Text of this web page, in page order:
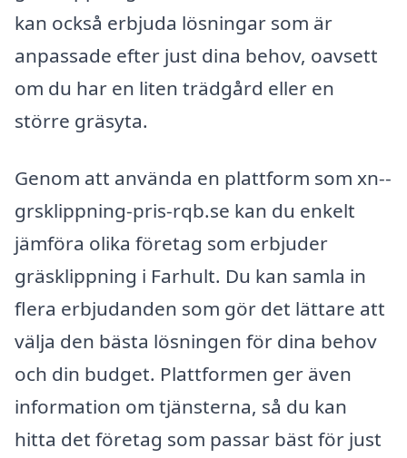
kan också erbjuda lösningar som är
anpassade efter just dina behov, oavsett
om du har en liten trädgård eller en
större gräsyta.
Genom att använda en plattform som xn--
grsklippning-pris-rqb.se kan du enkelt
jämföra olika företag som erbjuder
gräsklippning i Farhult. Du kan samla in
flera erbjudanden som gör det lättare att
välja den bästa lösningen för dina behov
och din budget. Plattformen ger även
information om tjänsterna, så du kan
hitta det företag som passar bäst för just